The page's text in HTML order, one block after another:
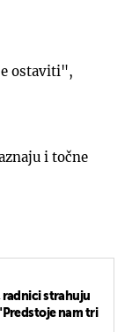
ostaviti",
i točne
radnici strahuju
nam tri